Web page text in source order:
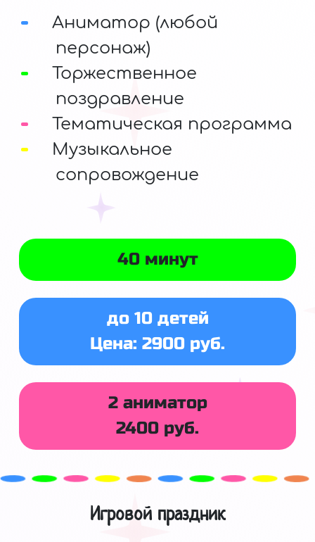
Аниматор (любой
персонаж)
Торжественное
поздравление
Тематическая программа
Музыкальное
сопровождение
40 минут
до 10 детей
Цена: 2900 руб.
2 аниматор
2400 руб.
Игровой праздник